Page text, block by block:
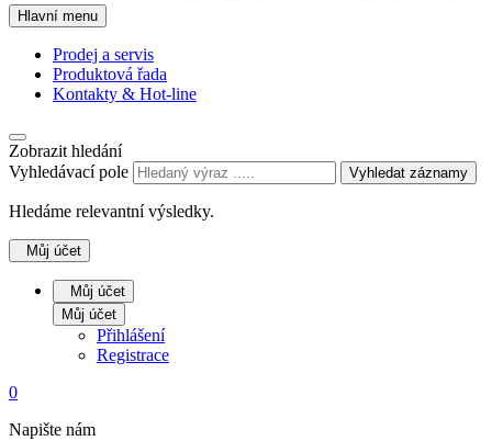
Hlavní menu
Prodej a servis
Produktová řada
Kontakty & Hot-line
Zobrazit hledání
Vyhledávací pole
Vyhledat záznamy
Hledáme relevantní výsledky.
Můj účet
Můj účet
Můj účet
Přihlášení
Registrace
0
Napište nám